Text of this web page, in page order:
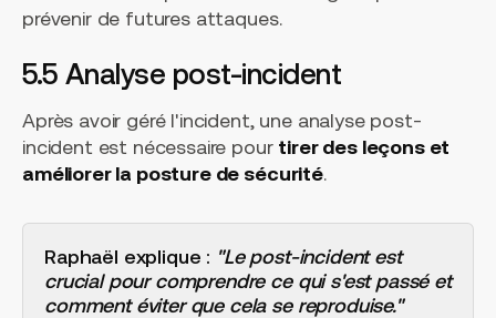
prévenir de futures attaques.
5.5 Analyse post-incident
Après avoir géré l'incident, une analyse post-
incident est nécessaire pour tirer des leçons et
améliorer la posture de sécurité.
Raphaël explique : "Le post-incident est
crucial pour comprendre ce qui s'est passé et
comment éviter que cela se reproduise."